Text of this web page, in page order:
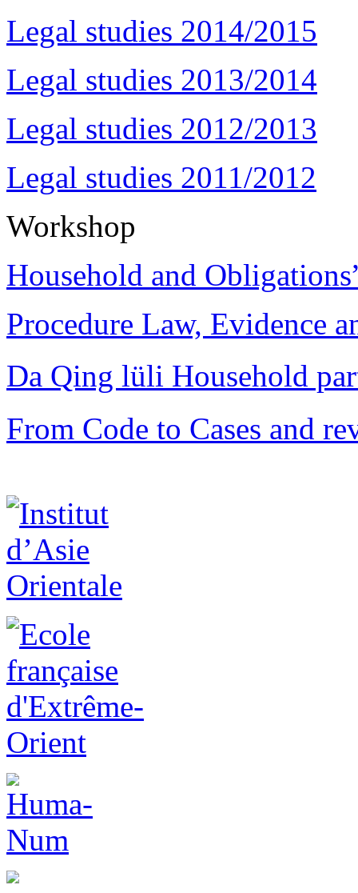
Legal studies 2014/2015
Legal studies 2013/2014
Legal studies 2012/2013
Legal studies 2011/2012
Workshop
Household and
Procedure Law, Evidence
Da Qing lüli Household
From Code to Cases and